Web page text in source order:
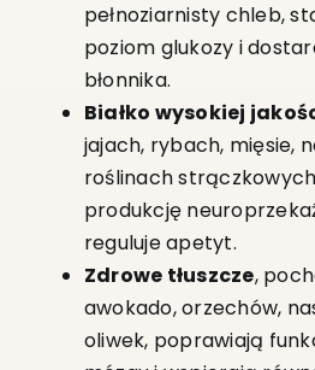
pełnoziarnisty chleb,
poziom glukozy i
błonnika.
Białko wysokiej
jajach, rybach, mięsie,
roślinach
produkcję
reguluje apetyt.
Zdrowe tłuszcze,
awokado, orzechów,
oliwek, poprawiają